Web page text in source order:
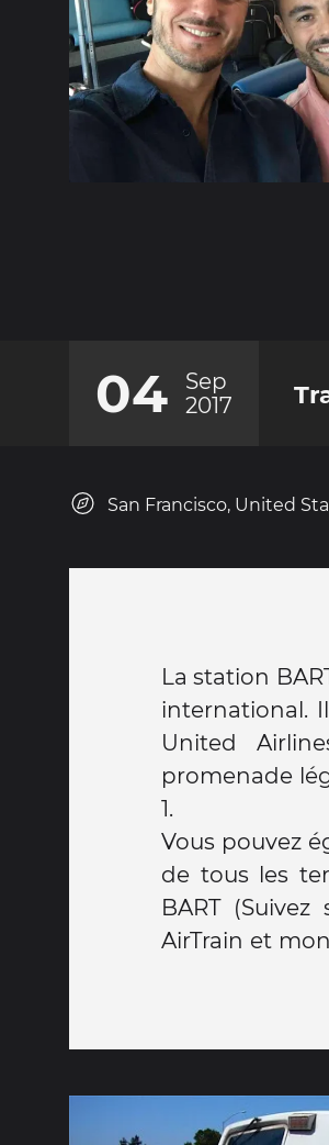
04
Sep
2017
San Francisco, United
La station
international.
United
promenade
1.
Vous pouvez
de tous les
BART
AirTrain et